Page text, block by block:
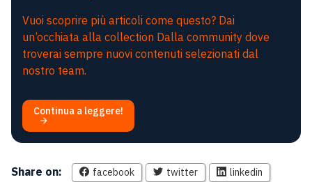
Vuoi scoprire più articoli come questo? Dai
un’occhiata alla collection Dalla community dove
troverai sempre nuovi contenuti selezionati dal
nostro team.
Continua a leggere!
Share on: facebook twitter linkedin